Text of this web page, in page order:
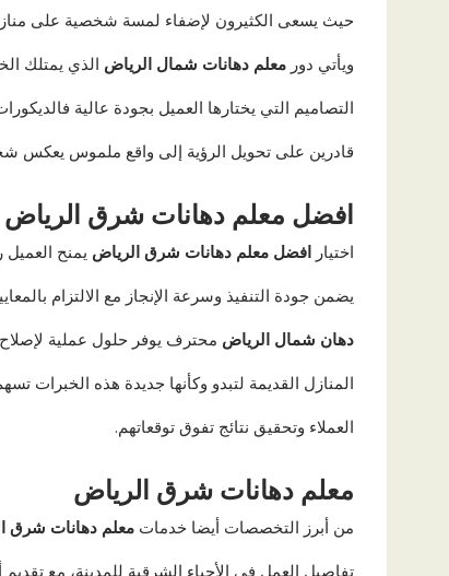
حيث يسعى الكثيرون لإضفاء لمسة شخصية على
ويأتي دور معلم دهانات شمال الرياض الذي يمتلك
التصاميم التي يختارها العميل بجودة عالية
قادرين على تحويل الرؤية إلى واقع ملموس يعكس
افضل معلم دهانات شرق الرياض
اختيار افضل معلم دهانات شرق الرياض يمنح
يضمن جودة التنفيذ وسرعة الإنجاز مع الالتزام
دهان شمال الرياض محترف يوفر حلول عملية لإصلاح
المنازل القديمة لتبدو وكأنها جديدة هذه الخبرات
العملاء وتحقيق نتائج تفوق توقعاتهم.
معلم دهانات شرق الرياض
من أبرز التخصصات أيضا خدمات معلم دهانات شرق
تفاصيل العمل في الأحياء الشرقية للمدينة، مع تقديم